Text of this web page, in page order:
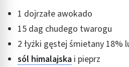
1 dojrzałe awokado
15 dag chudego twarogu
2 łyżki gęstej śmietany 18%
sól himalajska i pieprz
Wykorzystywanie profili w celu
spersonalizowanych treści
Pomiar efektywności reklam